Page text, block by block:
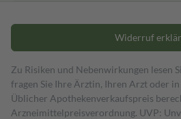
Widerruf
Zu Risiken und Nebenwirkungen lesen
fragen Sie Ihre Ärztin, Ihren Arzt oder
Üblicher Apothekenverkaufspreis
Arzneimittelpreisverordnung. UVP: